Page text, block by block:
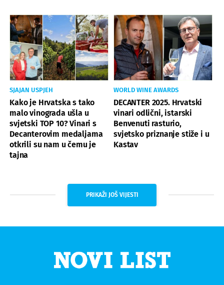
SJAJAN USPJEH
Kako je Hrvatska s tako
malo vinograda ušla u
svjetski TOP 10? Vinari s
Decanterovim medaljama
otkrili su nam u čemu je
tajna
WORLD WINE AWARDS
DECANTER 2025. Hrvatski
vinari odlični, istarski
Benvenuti rasturio,
svjetsko priznanje stiže i u
Kastav
PRIKAŽI JOŠ VIJESTI